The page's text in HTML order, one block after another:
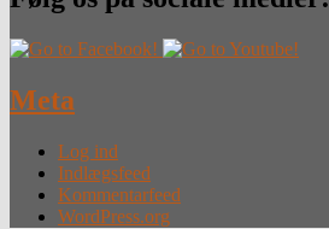
Meta
Log ind
Indlægsfeed
Kommentarfeed
WordPress.org